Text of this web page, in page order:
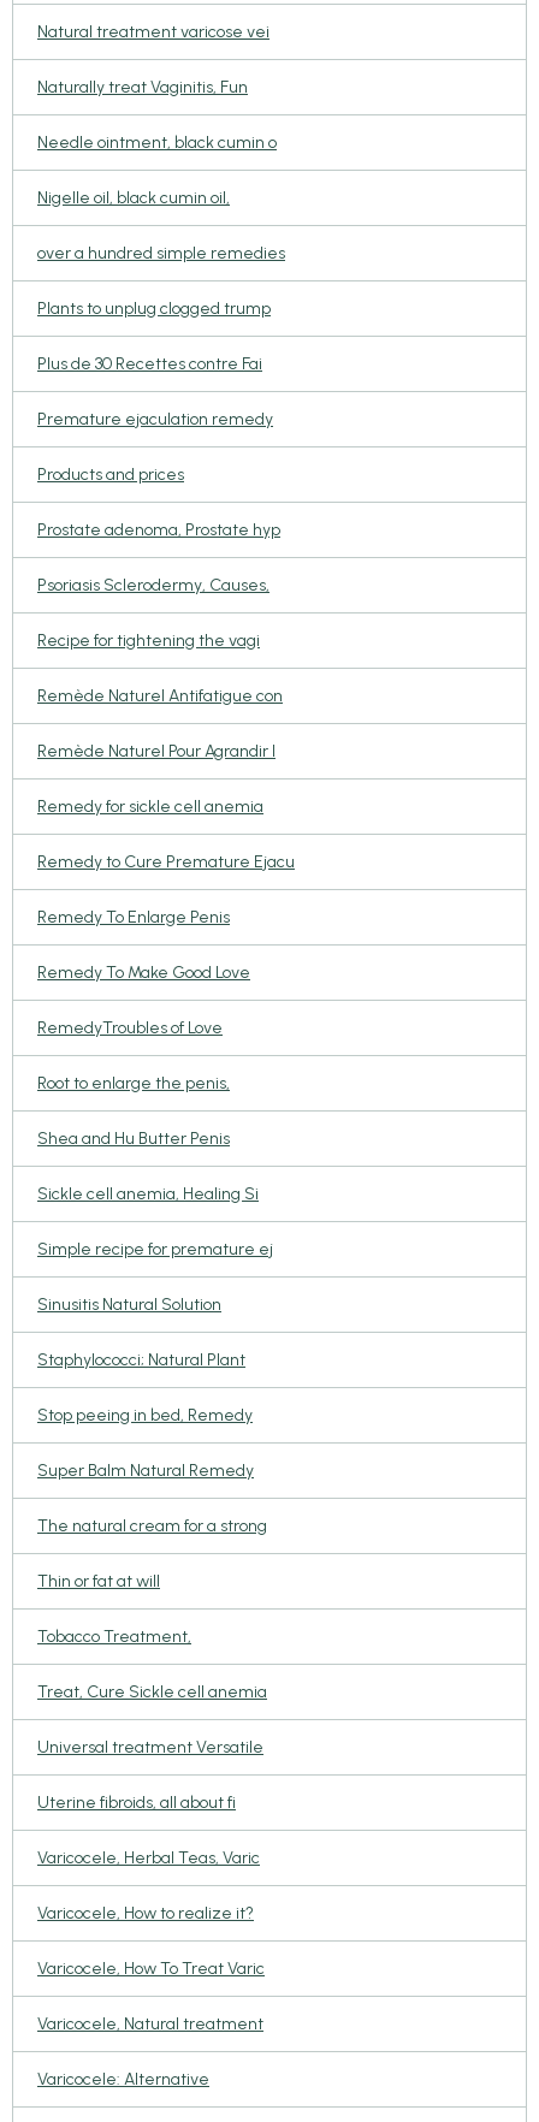
Natural treatment varicose vei
Naturally treat Vaginitis, Fun
Needle ointment, black cumin o
Nigelle oil, black cumin oil,
over a hundred simple remedies
Plants to unplug clogged trump
Plus de 30 Recettes contre Fai
Premature ejaculation remedy
Products and prices
Prostate adenoma, Prostate hyp
Psoriasis Sclerodermy, Causes,
Recipe for tightening the vagi
Remède Naturel Antifatigue con
Remède Naturel Pour Agrandir l
Remedy for sickle cell anemia
Remedy to Cure Premature Ejacu
Remedy To Enlarge Penis
Remedy To Make Good Love
RemedyTroubles of Love
Root to enlarge the penis,
Shea and Hu Butter Penis
Sickle cell anemia, Healing Si
Simple recipe for premature ej
Sinusitis Natural Solution
Staphylococci; Natural Plant
Stop peeing in bed, Remedy
Super Balm Natural Remedy
The natural cream for a strong
Thin or fat at will
Tobacco Treatment,
Treat, Cure Sickle cell anemia
Universal treatment Versatile
Uterine fibroids, all about fi
Varicocele, Herbal Teas, Varic
Varicocele, How to realize it?
Varicocele, How To Treat Varic
Varicocele, Natural treatment
Varicocele: Alternative